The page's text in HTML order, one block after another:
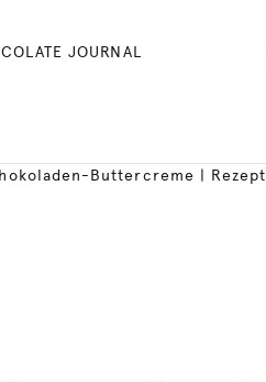
JOURNAL
Buttercreme | Rezept